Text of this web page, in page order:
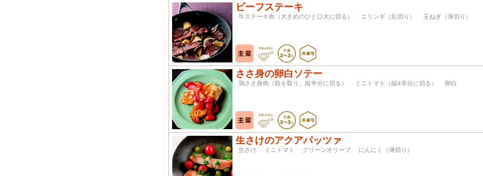
ビーフステーキ
牛ステーキ肉（大きめのひと口大に切る） エリンギ（乱切り） 玉ねぎ（薄切り）
ささ身の卵白ソテー
鶏ささ身肉（筋を取り、縦半分に切る） ミニトマト（縦4等分に切る） 卵白
生さけのアクアパッツァ
生さけ ミニトマト グリーンオリーブ にんにく（薄切り）